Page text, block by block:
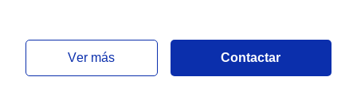
ver más Contactar